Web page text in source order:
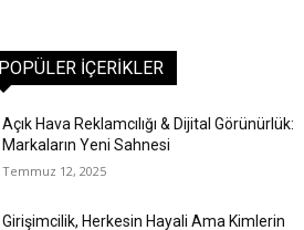
İÇERIKLER
Açık Hava Reklamcılığı & Dijital Görünürlük:
Markaların Yeni Sahnesi
Temmuz 12, 2025
Girişimcilik, Herkesin Hayali Ama Kimlerin